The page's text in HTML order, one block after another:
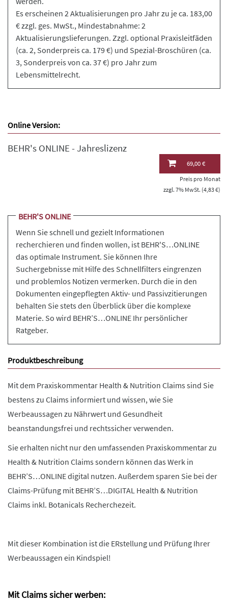
Es erscheinen 2 Aktualisierungen pro Jahr zu je ca. 183,00
€ zzgl. ges. MwSt., Mindestabnahme: 2
Aktualisierungslieferungen. Zzgl. optional Praxisleitfäden
(ca. 2, Sonderpreis ca. 179 €) und Spezial-Broschüren (ca.
3, Sonderpreis von ca. 37 €) pro Jahr zum
Lebensmittelrecht.
Online Version:
BEHR's ONLINE - Jahreslizenz
69,00 €
Preis pro Monat
zzgl. 7% MwSt. (4,83 €)
BEHR'S ONLINE
Wenn Sie schnell und gezielt Informationen
recherchieren und finden wollen, ist BEHR'S…ONLINE
das optimale Instrument. Sie können Ihre
Suchergebnisse mit Hilfe des Schnellfilters eingrenzen
und problemlos Notizen vermerken. Durch die in den
Dokumenten eingepflegten Aktiv- und Passivzitierungen
behalten Sie stets den Überblick über die komplexe
Materie. So wird BEHR’S…ONLINE Ihr persönlicher
Ratgeber.
Produktbeschreibung
Mit dem Praxiskommentar Health & Nutrition Claims sind Sie
bestens zu Claims informiert und wissen, wie Sie
Werbeaussagen zu Nährwert und Gesundheit
beanstandungsfrei und rechtssicher verwenden.
Sie erhalten nicht nur den umfassenden Praxiskommentar zu
Health & Nutrition Claims sondern können das Werk in
BEHR’S…ONLINE digital nutzen. Außerdem sparen Sie bei der
Claims-Prüfung mit BEHR’S…DIGITAL Health & Nutrition
Claims inkl. Botanicals Recherchezeit.
Mit dieser Kombination ist die ERstellung und Prüfung Ihrer
Werbeaussagen ein Kindspiel!
Mit Claims sicher werben: